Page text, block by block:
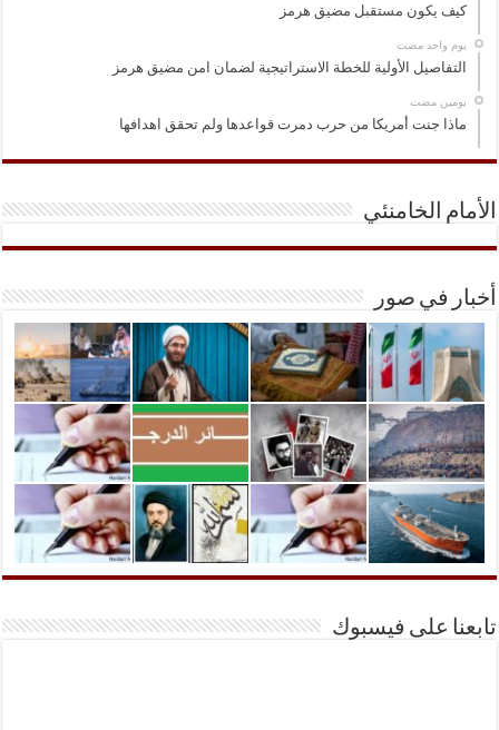
كيف يكون مستقبل مضيق هرمز
‏يوم واحد مضت
التفاصيل الأولية للخطة الاستراتيجية لضمان امن مضيق هرمز
‏يومين مضت
ماذا جنت أمريكا من حرب دمرت قواعدها ولم تحقق اهدافها
الأمام الخامنئي
أخبار في صور
تابعنا على فيسبوك